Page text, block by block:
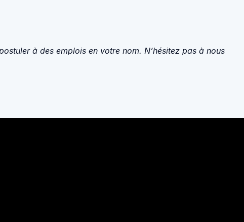
à des emplois en votre nom. N’hésitez pas à nous